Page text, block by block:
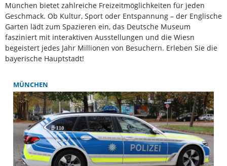
München bietet zahlreiche Freizeitmöglichkeiten für jeden
Geschmack. Ob Kultur, Sport oder Entspannung – der Englische
Garten lädt zum Spazieren ein, das Deutsche Museum
fasziniert mit interaktiven Ausstellungen und die Wiesn
begeistert jedes Jahr Millionen von Besuchern. Erleben Sie die
bayerische Hauptstadt!
MÜNCHEN